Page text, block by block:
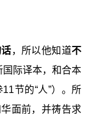
，所以他知道不
国际译本，和合本
11节的“人”）。所
面前，并祷告求